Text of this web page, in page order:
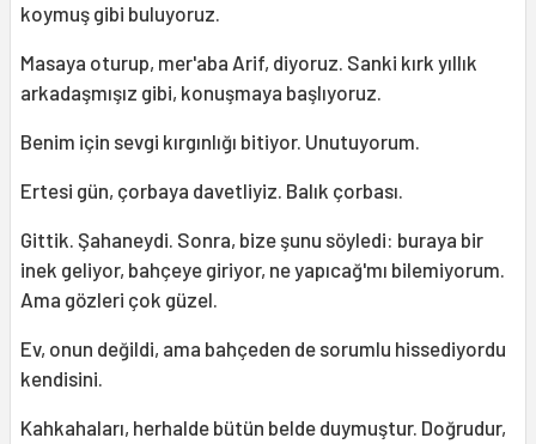
koymuş gibi buluyoruz.
Masaya oturup, mer'aba Arif, diyoruz. Sanki kırk yıllık
arkadaşmışız gibi, konuşmaya başlıyoruz.
Benim için sevgi kırgınlığı bitiyor. Unutuyorum.
Ertesi gün, çorbaya davetliyiz. Balık çorbası.
Gittik. Şahaneydi. Sonra, bize şunu söyledi: buraya bir
inek geliyor, bahçeye giriyor, ne yapıcağ'mı bilemiyorum.
Ama gözleri çok güzel.
Ev, onun değildi, ama bahçeden de sorumlu hissediyordu
kendisini.
Kahkahaları, herhalde bütün belde duymuştur. Doğrudur,